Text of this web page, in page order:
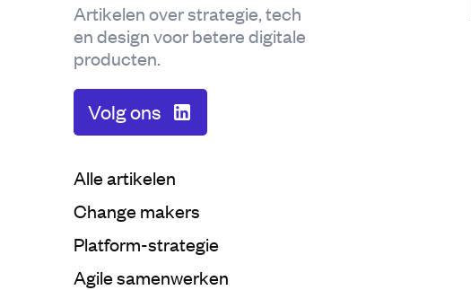
Artikelen over strategie, tech
en design voor betere digitale
producten.
Volg ons
Categorie:
Alle artikelen
Categorie:
Change makers
Categorie:
Platform-strategie
Categorie:
Agile samenwerken